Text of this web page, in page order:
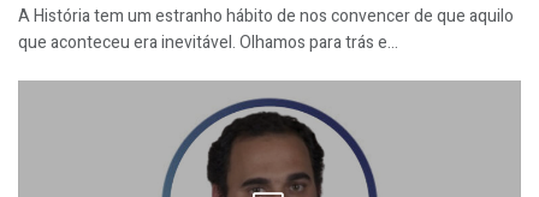
A História tem um estranho hábito de nos convencer de que aquilo
que aconteceu era inevitável. Olhamos para trás e...